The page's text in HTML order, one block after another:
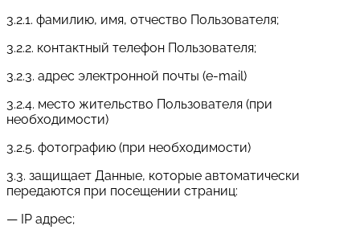
3.2.1. фамилию, имя, отчество Пользователя;
3.2.2. контактный телефон Пользователя;
3.2.3. адрес электронной почты (e-mail)
3.2.4. место жительство Пользователя (при
необходимости)
3.2.5. фотографию (при необходимости)
3.3. защищает Данные, которые автоматически
передаются при посещении страниц:
— IP адрес;